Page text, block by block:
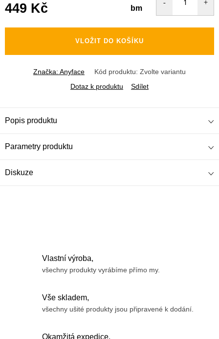
449 Kč bm
VLOŽIT DO KOŠÍKU
Značka: Anyface Kód produktu: Zvolte variantu
Dotaz k produktu
Sdílet
Popis produktu
Parametry produktu
Diskuze
Vlastní výroba,
všechny produkty vyrábíme přímo my.
Vše skladem,
všechny ušité produkty jsou připravené k dodání.
Okamžitá expedice,